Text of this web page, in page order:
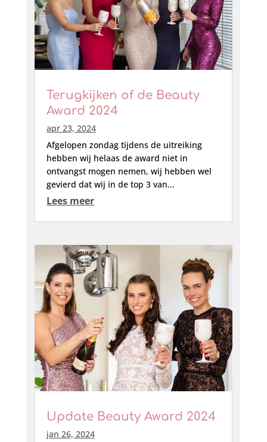
Terugkijken of de Beauty
Award 2024
apr 23, 2024
Afgelopen zondag tijdens de uitreiking
hebben wij helaas de award niet in
ontvangst mogen nemen, wij hebben wel
gevierd dat wij in de top 3 van...
Lees meer
Update Beauty Award 2024
jan 26, 2024